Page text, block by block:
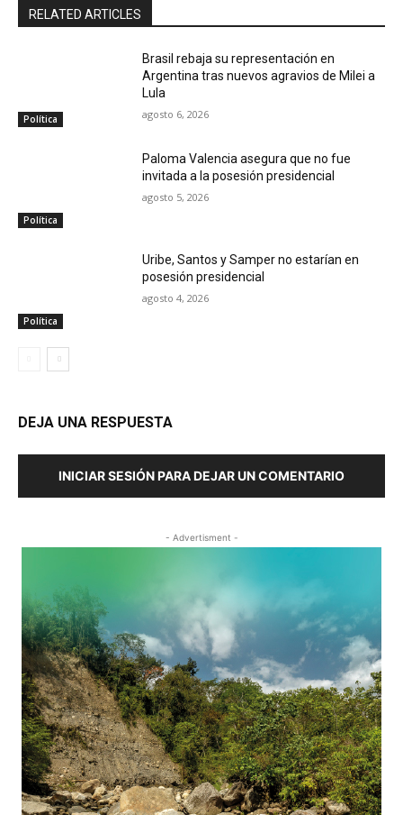
RELATED ARTICLES
Política
Brasil rebaja su representación en
Argentina tras nuevos agravios de Milei a
Lula
agosto 6, 2026
Política
Paloma Valencia asegura que no fue
invitada a la posesión presidencial
agosto 5, 2026
Política
Uribe, Santos y Samper no estarían en
posesión presidencial
agosto 4, 2026
DEJA UNA RESPUESTA
INICIAR SESIÓN PARA DEJAR UN COMENTARIO
- Advertisment -